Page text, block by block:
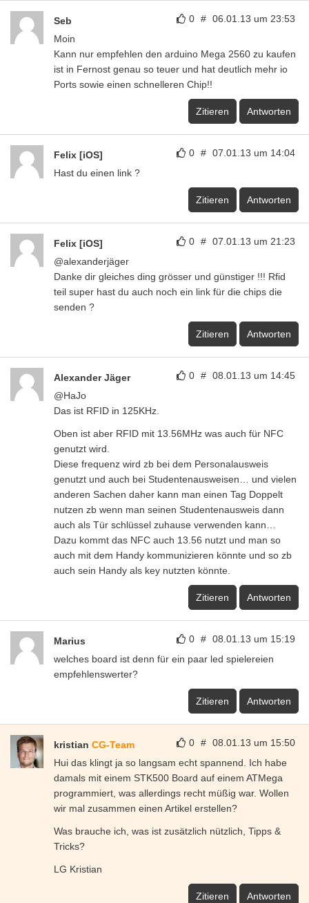
0 # 06.01.13 um 23:53
Seb
Moin
Kann nur empfehlen den arduino Mega 2560 zu kaufen
ist in Fernost genau so teuer und hat deutlich mehr io
Ports sowie einen schnelleren Chip!!
Zitieren Antworten
0 # 07.01.13 um 14:04
Felix [iOS]
Hast du einen link ?
Zitieren Antworten
0 # 07.01.13 um 21:23
Felix [iOS]
@alexanderjäger
Danke dir gleiches ding grösser und günstiger !!! Rfid
teil super hast du auch noch ein link für die chips die
senden ?
Zitieren Antworten
0 # 08.01.13 um 14:45
Alexander Jäger
@HaJo
Das ist RFID in 125KHz.
Oben ist aber RFID mit 13.56MHz was auch für NFC
genutzt wird.
Diese frequenz wird zb bei dem Personalausweis
genutzt und auch bei Studentenausweisen… und vielen
anderen Sachen daher kann man einen Tag Doppelt
nutzen zb wenn man seinen Studentenausweis dann
auch als Tür schlüssel zuhause verwenden kann…
Dazu kommt das NFC auch 13.56 nutzt und man so
auch mit dem Handy kommunizieren könnte und so zb
auch sein Handy als key nutzten könnte.
Zitieren Antworten
0 # 08.01.13 um 15:19
Marius
welches board ist denn für ein paar led spielereien
empfehlenswerter?
Zitieren Antworten
0 # 08.01.13 um 15:50
kristian CG-Team
Hui das klingt ja so langsam echt spannend. Ich habe
damals mit einem STK500 Board auf einem ATMega
programmiert, was allerdings recht müßig war. Wollen
wir mal zusammen einen Artikel erstellen?
Was brauche ich, was ist zusätzlich nützlich, Tipps &
Tricks?
LG Kristian
Zitieren Antworten